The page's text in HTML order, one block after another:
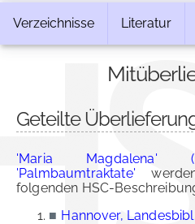
Verzeichnisse Literatur
Geteilte
'Maria Magdalena'
'Palmbaumtraktate'
folgenden HSC-
■ Hannover,